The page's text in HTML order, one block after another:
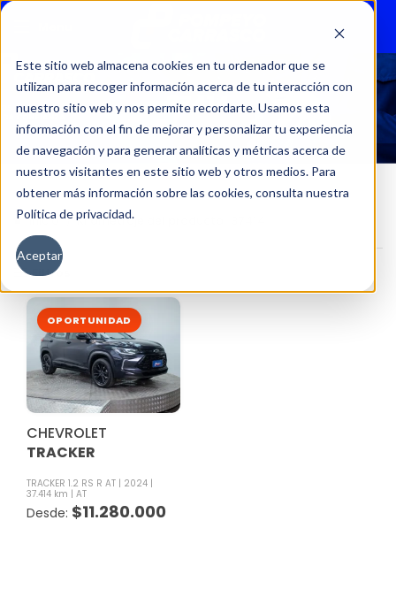
Este sitio web almacena cookies en tu ordenador que se
utilizan para recoger información acerca de tu interacción con
nuestro sitio web y nos permite recordarte. Usamos esta
información con el fin de mejorar y personalizar tu experiencia
de navegación y para generar analíticas y métricas acerca de
nuestros visitantes en este sitio web y otros medios. Para
obtener más información sobre las cookies, consulta nuestra
Política de privacidad.
Aceptar
37414
Inicio Kilometraje del producto
Filtros
OPORTUNIDAD
CHEVROLET
TRACKER
TRACKER 1.2 RS R AT
2024
37.414 km
AT
$11.280.000